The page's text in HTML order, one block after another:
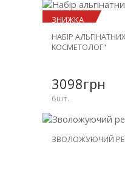
ЗНИЖКА
-23%
НАБІР
КОСМЕТОЛОГ"
3098грн
6шт.
НОВИНКА
ЗВОЛОЖУЮЧИЙ